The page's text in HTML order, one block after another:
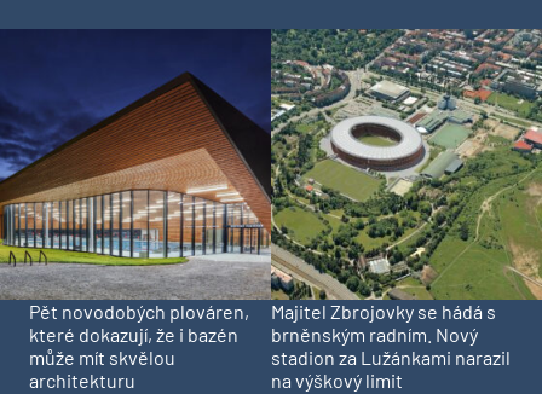
Pět novodobých plováren,
které dokazují, že i bazén
může mít skvělou
architekturu
Majitel Zbrojovky se hádá s
brněnským radním. Nový
stadion za Lužánkami narazil
na výškový limit